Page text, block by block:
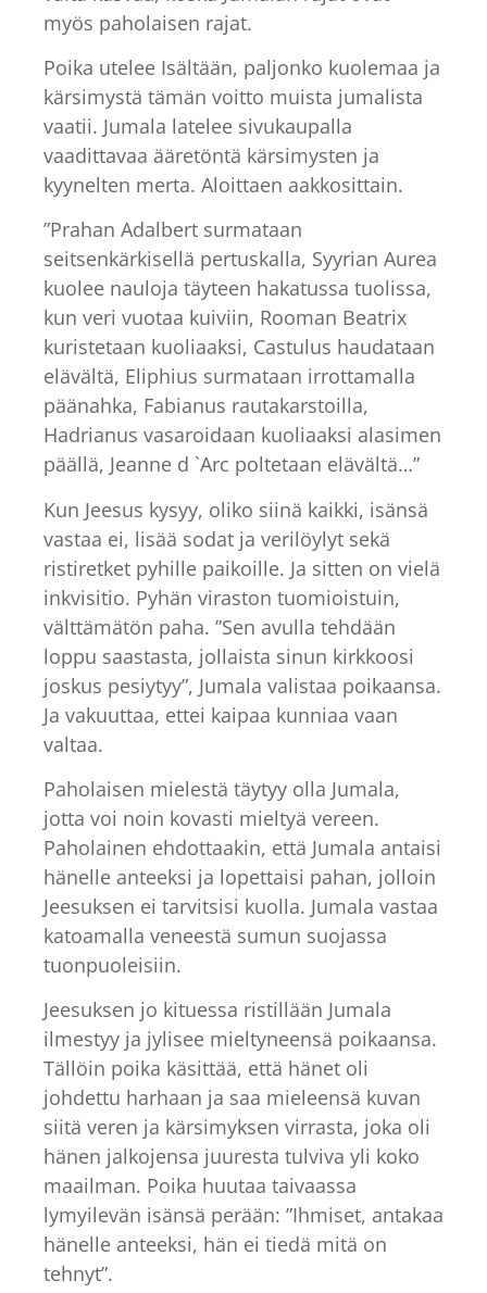
myös paholaisen rajat.
Poika utelee Isältään, paljonko kuolemaa ja
kärsimystä tämän voitto muista jumalista
vaatii. Jumala latelee sivukaupalla
vaadittavaa ääretöntä kärsimysten ja
kyynelten merta. Aloittaen aakkosittain.
”Prahan Adalbert surmataan
seitsenkärkisellä pertuskalla, Syyrian Aurea
kuolee nauloja täyteen hakatussa tuolissa,
kun veri vuotaa kuiviin, Rooman Beatrix
kuristetaan kuoliaaksi, Castulus haudataan
elävältä, Eliphius surmataan irrottamalla
päänahka, Fabianus rautakarstoilla,
Hadrianus vasaroidaan kuoliaaksi alasimen
päällä, Jeanne d `Arc poltetaan elävältä…”
Kun Jeesus kysyy, oliko siinä kaikki, isänsä
vastaa ei, lisää sodat ja verilöylyt sekä
ristiretket pyhille paikoille. Ja sitten on vielä
inkvisitio. Pyhän viraston tuomioistuin,
välttämätön paha. ”Sen avulla tehdään
loppu saastasta, jollaista sinun kirkkoosi
joskus pesiytyy”, Jumala valistaa poikaansa.
Ja vakuuttaa, ettei kaipaa kunniaa vaan
valtaa.
Paholaisen mielestä täytyy olla Jumala,
jotta voi noin kovasti mieltyä vereen.
Paholainen ehdottaakin, että Jumala antaisi
hänelle anteeksi ja lopettaisi pahan, jolloin
Jeesuksen ei tarvitsisi kuolla. Jumala vastaa
katoamalla veneestä sumun suojassa
tuonpuoleisiin.
Jeesuksen jo kituessa ristillään Jumala
ilmestyy ja jylisee mieltyneensä poikaansa.
Tällöin poika käsittää, että hänet oli
johdettu harhaan ja saa mieleensä kuvan
siitä veren ja kärsimyksen virrasta, joka oli
hänen jalkojensa juuresta tulviva yli koko
maailman. Poika huutaa taivaassa
lymyilevän isänsä perään: ”Ihmiset, antakaa
hänelle anteeksi, hän ei tiedä mitä on
tehnyt”.